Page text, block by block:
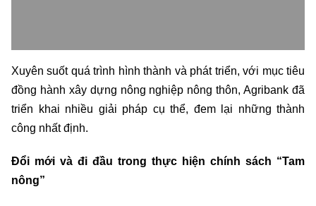
Xuyên suốt quá trình hình thành và phát triển, với mục tiêu
đồng hành xây dựng nông nghiệp nông thôn, Agribank đã
triển khai nhiều giải pháp cụ thể, đem lại những thành
công nhất định.
Đổi mới và đi đầu trong thực hiện chính sách “Tam
nông”